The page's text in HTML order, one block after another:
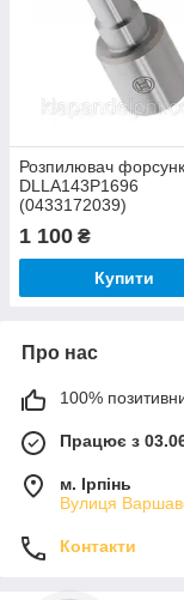
Розпилювач
DLLA143P1696
(0433172039)
1 100 ₴
Купити
Про нас
100%
Працює з
м. Ірпінь
Вулиця
Контакти